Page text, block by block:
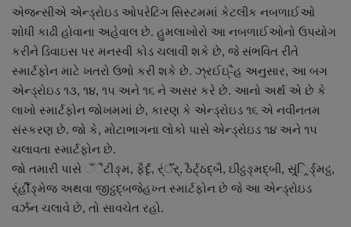
જુનાગઢ
Support US
બજારના સમાચાર
નાણાંકીય સમાચાર
સ્થાનિક સમાચાર
એજન્સીએ એન્ડ્રોઇડ ઓપરેટિગ સિસ્ટમમાં કેટલીક નબળાઈઓ
શોધી કાઢી હોવાના અહેવાલ છે. હુમલાખોરો આ નબળાઈઓનો ઉપયોગ
કરીને ડિવાઇસ પર મનસ્વી કોડ ચલાવી શકે છે, જે સંભવિત રીતે
સ્માર્ટફોન માટે ખતરો ઉભો કરી શકે છે. ઝ્રઈઇ્-ૈહ અનુસાર, આ બગ
એન્ડ્રોઇડ ૧૩, ૧૪, ૧૫ અને ૧૬ ને અસર કરે છે. આનો અર્થ એ છે કે
લાખો સ્માર્ટફોન જોખમમાં છે, કારણ કે એન્ડ્રોઇડ ૧૬ એ નવીનતમ
સંસ્કરણ છે. જો કે, મોટાભાગના લોકો પાસે એન્ડ્રોઇડ ૧૪ અને ૧૫
ચલાવતા સ્માર્ટફોન છે.
જો તમારી પાસે ઁૈટીઙ્મ, ફૈર્દૃ, ર્ંॅॅર્, ઠૈર્ટ્ઠદ્બૈ, ઇીટ્ઠઙ્મદ્બી, સ્ર્ંિર્ર્ઙ્મટ્ઠ,
ર્ંહીઁઙ્મેજ અથવા જીટ્ઠદ્બજેહખ્ત સ્માર્ટફોન છે જે આ એન્ડ્રોઇડ
વર્ઝન ચલાવે છે, તો સાવચેત રહો.